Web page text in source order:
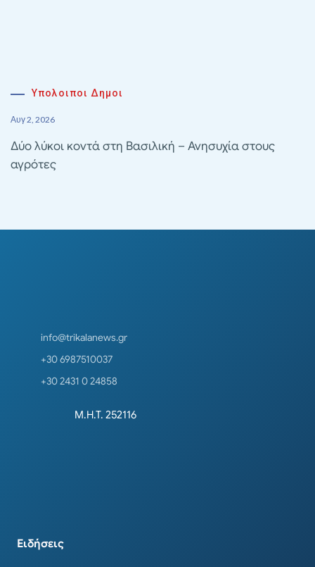
Υπολοιποι Δημοι
Αυγ 2, 2026
Δύο λύκοι κοντά στη Βασιλική – Ανησυχία στους
αγρότες
info@trikalanews.gr
+30 6987510037
+30 2431 0 24858
Μ.Η.Τ. 252116
Ειδήσεις